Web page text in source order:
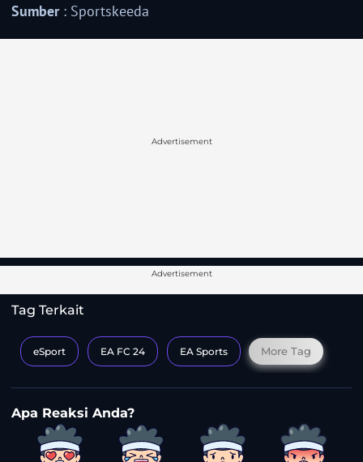
Sumber: Sportskeeda
Advertisement
Advertisement
Tag Terkait
eSport EA FC 24 EA Sports More Tag